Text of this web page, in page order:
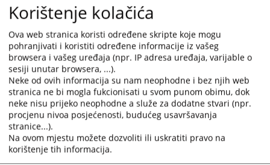
predstavnici sudova najviše instance u Bosni i Hercegovini.
Enrico Visentin, program menadžer u Delegaciji Evropske unije u BiH, izrazio je
zadovoljstvo uspješnom implementacijom novog koncepta rada Panela za
ujednačavanje sudske prakse od strane VSTV-a BiH i sudova najviše instance, što
će doprinijeti boljoj efikasnosti i koordinaciji u procesu ujednačavanja sudske
prakse na nivou BiH, značajnoj za osiguranje pravne sigurnosti i ravnopravnosti
građana pred zakonom.
Provedba ovog sastanka predstavlja nastavak aktivnosti
predviđenih Protokolom o saradnji, koji su VSTV BiH i sudovi
najviše instance potpisali u decembru 2023. godine.
Potpisivanjem ovog Protokola, sudovi najviše instance preuzeli
Korištenje kolačića
Ova web stranica koristi određene skripte koje mogu
pohranjivati i koristiti određene informacije iz vašeg
browsera i vašeg uređaja (npr. IP adresa uređaja, varijable o
sesiji unutar browsera, ...).
Neke od ovih informacija su nam neophodne i bez njih web
stranica ne bi mogla fukcionisati u svom punom obimu, dok
neke nisu prijeko neophodne a služe za dodatne stvari (npr.
procjenu nivoa posjećenosti, budućeg usavršavanja
stranice...).
Na ovom mjestu možete dozvoliti ili uskratiti pravo na
korištenje tih informacija.